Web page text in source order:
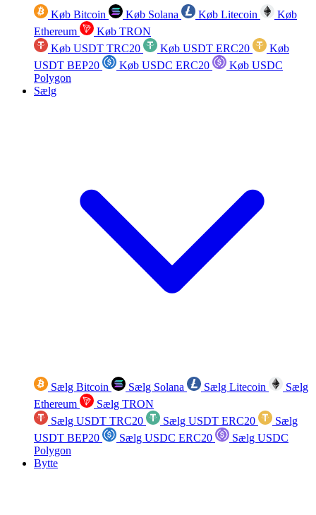
Køb Bitcoin Køb Solana Køb Litecoin
Køb
Ethereum
Køb TRON
Køb USDT TRC20
Køb USDT ERC20
Køb
USDT BEP20
Køb USDC ERC20
Køb USDC
Polygon
Sælg
Sælg Bitcoin Sælg Solana Sælg Litecoin
Sælg
Ethereum
Sælg TRON
Sælg USDT TRC20
Sælg USDT ERC20
Sælg
USDT BEP20
Sælg USDC ERC20
Sælg USDC
Polygon
Bytte